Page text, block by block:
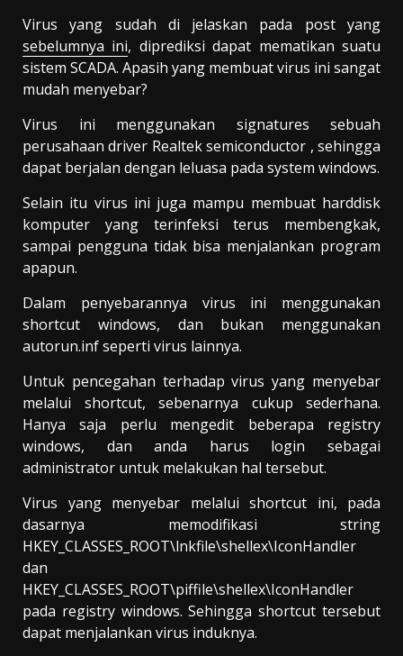
Virus yang sudah di jelaskan pada post yang
sebelumnya ini, diprediksi dapat mematikan suatu
sistem SCADA. Apasih yang membuat virus ini sangat
mudah menyebar?
Virus ini menggunakan signatures sebuah
perusahaan driver Realtek semiconductor , sehingga
dapat berjalan dengan leluasa pada system windows.
Selain itu virus ini juga mampu membuat harddisk
komputer yang terinfeksi terus membengkak,
sampai pengguna tidak bisa menjalankan program
apapun.
Dalam penyebarannya virus ini menggunakan
shortcut windows, dan bukan menggunakan
autorun.inf seperti virus lainnya.
Untuk pencegahan terhadap virus yang menyebar
melalui shortcut, sebenarnya cukup sederhana.
Hanya saja perlu mengedit beberapa registry
windows, dan anda harus login sebagai
administrator untuk melakukan hal tersebut.
Virus yang menyebar melalui shortcut ini, pada
dasarnya memodifikasi string
HKEY_CLASSES_ROOT\lnkfile\shellex\IconHandler
dan
HKEY_CLASSES_ROOT\piffile\shellex\IconHandler
pada registry windows. Sehingga shortcut tersebut
dapat menjalankan virus induknya.